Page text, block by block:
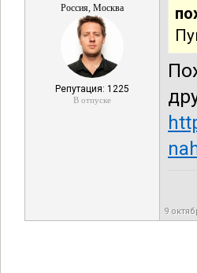
Россия, Москва
Репутация: 1225
В отпуске
9